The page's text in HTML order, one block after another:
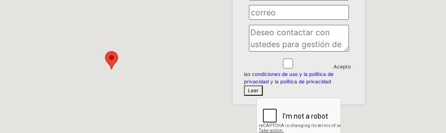
Acepto
las condiciones de uso y la política de
privacidady la política de privacidad
Leer